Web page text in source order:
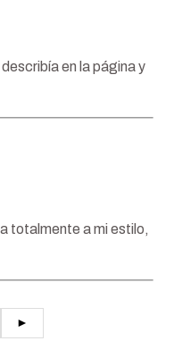
en la página y
totalmente a mi estilo,
►